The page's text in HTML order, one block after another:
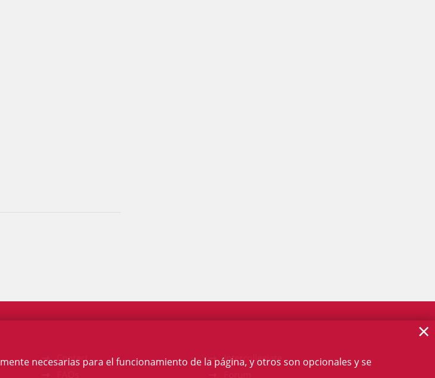
Contact
Intercollegiate
necesarias para el funcionamiento de la página, y otros son opcionales y se
×